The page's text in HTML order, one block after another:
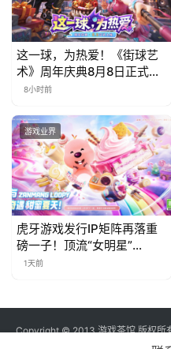
这一球，为热爱！《街球艺
术》周年庆典8月8日正式上
线，多重福利与全新内容同
8小时前
游戏业界
虎牙游戏发行IP矩阵再落重
磅一子！顶流“女明星”
ZANMANG LOOPY 正版3D
1天前
Copyright © 2013 游戏茶馆 版权所
经营许可证